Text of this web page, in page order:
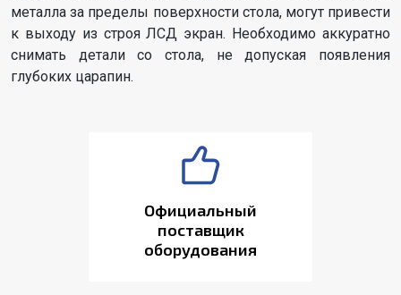
металла за пределы поверхности стола, могут привести
к выходу из строя ЛСД экран. Необходимо аккуратно
снимать детали со стола, не допуская появления
глубоких царапин.
Официальный
поставщик
оборудования